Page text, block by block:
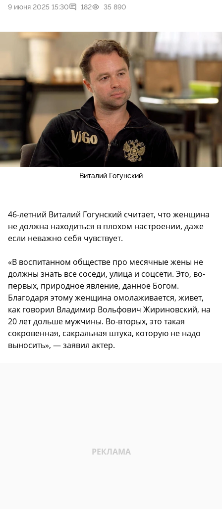
9 июня 2025 15:30 182 35 890
Виталий Гогунский
46-летний Виталий Гогунский считает, что женщина
не должна находиться в плохом настроении, даже
если неважно себя чувствует.
«В воспитанном обществе про месячные жены не
должны знать все соседи, улица и соцсети. Это, во-
первых, природное явление, данное Богом.
Благодаря этому женщина омолаживается, живет,
как говорил Владимир Вольфович Жириновский, на
20 лет дольше мужчины. Во-вторых, это такая
сокровенная, сакральная штука, которую не надо
выносить», — заявил актер.